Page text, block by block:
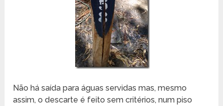
Não há saída para águas servidas mas, mesmo
assim, o descarte é feito sem critérios, num piso